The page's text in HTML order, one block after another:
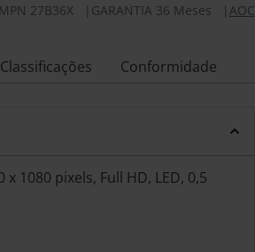
MPN 27B36X GARANTIA 36 Meses AOC
Classificações Conformidade
x 1080 pixels, Full HD, LED, 0,5